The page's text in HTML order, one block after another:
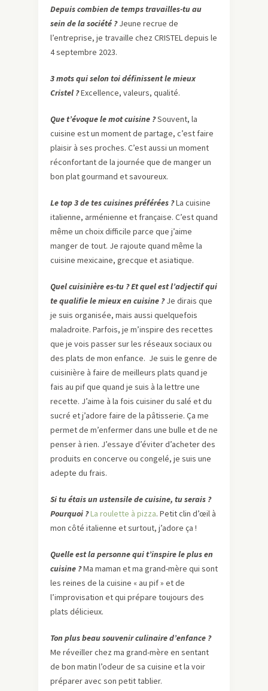
Depuis combien de temps travailles-tu au
sein de la société ?Jeune recrue de
l’entreprise, je travaille chez CRISTEL depuis le
4 septembre 2023.
3 mots qui selon toi définissent le mieux
Cristel ?Excellence, valeurs, qualité.
Que t’évoque le mot cuisine ?Souvent, la
cuisine est un moment de partage, c’est faire
plaisir à ses proches. C’est aussi un moment
réconfortant de la journée que de manger un
bon plat gourmand et savoureux.
Le top 3 de tes cuisines préférées ?La cuisine
italienne, arménienne et française. C’est quand
même un choix difficile parce que j’aime
manger de tout. Je rajoute quand même la
cuisine mexicaine, grecque et asiatique.
Quel cuisinière es-tu ? Et quel est l’adjectif qui
te qualifie le mieux en cuisine ?Je dirais que
je suis organisée, mais aussi quelquefois
maladroite. Parfois, je m’inspire des recettes
que je vois passer sur les réseaux sociaux ou
des plats de mon enfance. Je suis le genre de
cuisinière à faire de meilleurs plats quand je
fais au pif que quand je suis à la lettre une
recette. J’aime à la fois cuisiner du salé et du
sucré et j’adore faire de la pâtisserie. Ça me
permet de m’enfermer dans une bulle et de ne
penser à rien. J’essaye d’éviter d’acheter des
produits en concerve ou congelé, je suis une
adepte du frais.
Si tu étais un ustensile de cuisine, tu serais ?
Pourquoi ?La roulette à pizza. Petit clin d’œil à
mon côté italienne et surtout, j’adore ça !
Quelle est la personne qui t’inspire le plus en
cuisine ?Ma maman et ma grand-mère qui sont
les reines de la cuisine « au pif » et de
l’improvisation et qui prépare toujours des
plats délicieux.
Ton plus beau souvenir culinaire d’enfance ?
Me réveiller chez ma grand-mère en sentant
de bon matin l’odeur de sa cuisine et la voir
préparer avec son petit tablier.